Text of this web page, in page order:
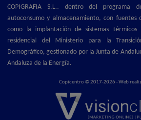
COPIGRAFIA S.L.. dentro del programa
autoconsumo y almacenamiento, con fuentes
como la implantación de sistemas
residencial del Ministerio para la
Demográfico, gestionado por la Junta de
Andaluza de la Energía.
Copicentro © 2017-2026 - Web